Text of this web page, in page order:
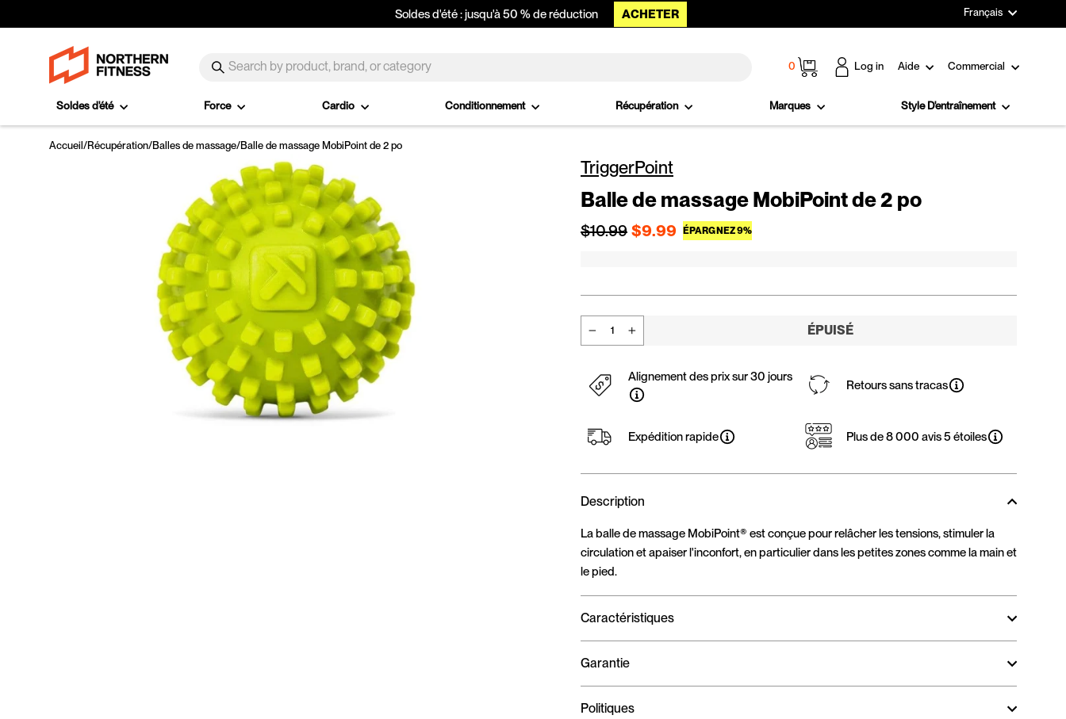
Soldes d'été : jusqu'à 50 % de réduction ACHETER Langue
Français
Recherche 0 Panier Log in Aide Commercial
Soldes d'été Force Cardio Conditionnement Récupération Marques Style D'entraînement
Accueil/Récupération/Balles de massage/Balle de massage MobiPoint de 2 po
TriggerPoint
Balle de massage MobiPoint de 2 po
Prix régulier
$10.99 $9.99 ÉPARGNEZ 9%Prix réduit
+
ÉPUISÉ
Alignement des prix sur 30 jours
Expédition rapide
Retours sans tracas
Plus de 8 000 avis 5 étoiles
Description
La balle de massage MobiPoint® est conçue pour relâcher les tensions, stimuler la
circulation et apaiser l'inconfort, en particulier dans les petites zones comme la main et
le pied.
Caractéristiques
Garantie
Politiques